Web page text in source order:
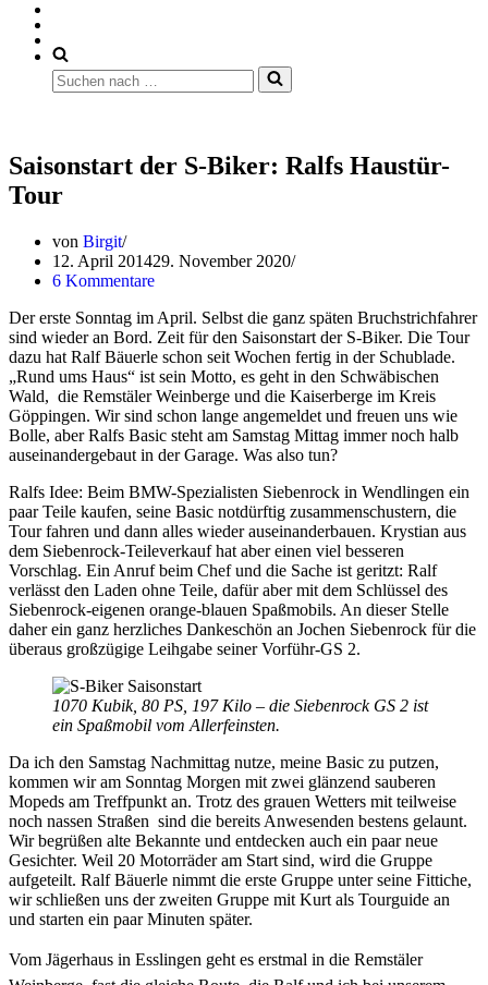
Suchen
nach …
Saisonstart der S-Biker: Ralfs Haustür-
Tour
von Birgit
12. April 201429. November 2020
6 Kommentare
Der erste Sonntag im April. Selbst die ganz späten Bruchstrichfahrer
sind wieder an Bord. Zeit für den Saisonstart der S-Biker. Die Tour
dazu hat Ralf Bäuerle schon seit Wochen fertig in der Schublade.
„Rund ums Haus“ ist sein Motto, es geht in den Schwäbischen
Wald, die Remstäler Weinberge und die Kaiserberge im Kreis
Göppingen. Wir sind schon lange angemeldet und freuen uns wie
Bolle, aber Ralfs Basic steht am Samstag Mittag immer noch halb
auseinandergebaut in der Garage. Was also tun?
Ralfs Idee: Beim BMW-Spezialisten Siebenrock in Wendlingen ein
paar Teile kaufen, seine Basic notdürftig zusammenschustern, die
Tour fahren und dann alles wieder auseinanderbauen. Krystian aus
dem Siebenrock-Teileverkauf hat aber einen viel besseren
Vorschlag. Ein Anruf beim Chef und die Sache ist geritzt: Ralf
verlässt den Laden ohne Teile, dafür aber mit dem Schlüssel des
Siebenrock-eigenen orange-blauen Spaßmobils. An dieser Stelle
daher ein ganz herzliches Dankeschön an Jochen Siebenrock für die
überaus großzügige Leihgabe seiner Vorführ-GS 2.
1070 Kubik, 80 PS, 197 Kilo – die Siebenrock GS 2 ist
ein Spaßmobil vom Allerfeinsten.
Da ich den Samstag Nachmittag nutze, meine Basic zu putzen,
kommen wir am Sonntag Morgen mit zwei glänzend sauberen
Mopeds am Treffpunkt an. Trotz des grauen Wetters mit teilweise
noch nassen Straßen sind die bereits Anwesenden bestens gelaunt.
Wir begrüßen alte Bekannte und entdecken auch ein paar neue
Gesichter. Weil 20 Motorräder am Start sind, wird die Gruppe
aufgeteilt. Ralf Bäuerle nimmt die erste Gruppe unter seine Fittiche,
wir schließen uns der zweiten Gruppe mit Kurt als Tourguide an
und starten ein paar Minuten später.
Vom Jägerhaus in Esslingen geht es erstmal in die Remstäler